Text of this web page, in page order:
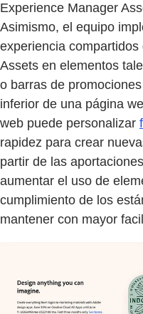
Experience Manager
Asimismo, el equipo
experiencia
Assets en elementos
o barras de
inferior de una página
web puede personalizar
rapidez para crear
partir de las
aumentar el uso de
cumplimiento de los
mantener con mayor